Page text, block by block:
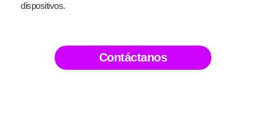
dispositivos.
Contáctanos